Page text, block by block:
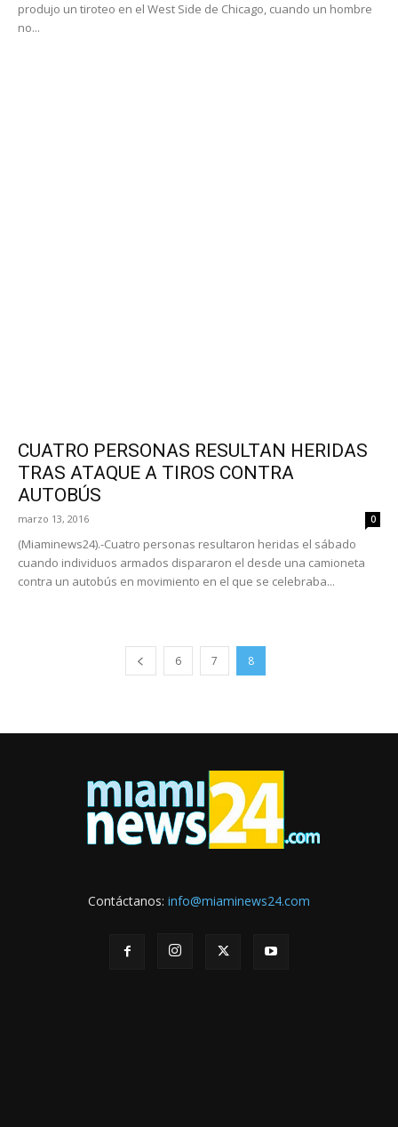
produjo un tiroteo en el West Side de Chicago, cuando un hombre
no...
CUATRO PERSONAS RESULTAN HERIDAS
TRAS ATAQUE A TIROS CONTRA
AUTOBÚS
marzo 13, 2016 0
(Miaminews24).-Cuatro personas resultaron heridas el sábado
cuando individuos armados dispararon el desde una camioneta
contra un autobús en movimiento en el que se celebraba...
6 7 8
Contáctanos: info@miaminews24.com